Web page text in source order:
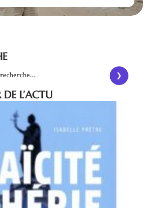
L’ACTU